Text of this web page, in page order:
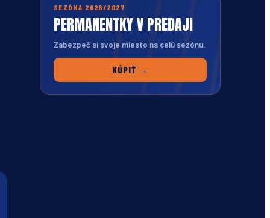
SEZÓNA 2026/2027
PERMANENTKY V PREDAJI
Zabezpeč si svoje miesto na celú sezónu.
KÚPIŤ →